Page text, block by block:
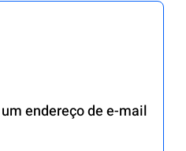
endereço de e-mail